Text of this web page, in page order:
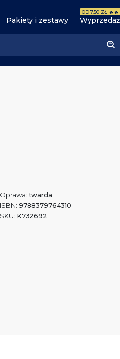
Pakiety i zestawy Wyprzedaż
OD 7.50 ZŁ 🔥🔥
Oprawa: twarda
ISBN: 9788379764310
SKU: K732692